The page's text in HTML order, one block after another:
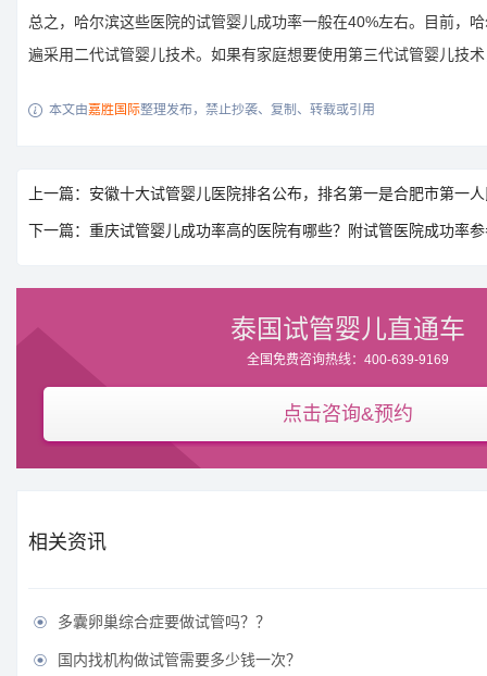
总之，哈尔滨这些医院的试管婴儿成功率一般在40%左右。目前，
遍采用二代试管婴儿技术。如果有家庭想要使用第三代试管婴儿技
 本文由嘉胜国际整理发布，禁止抄袭、复制、转载或引用
上一篇：安徽十大试管婴儿医院排名公布，排名第一是合肥市第一
下一篇：重庆试管婴儿成功率高的医院有哪些？附试管医院成功率
泰国试管婴儿直通车
全国免费咨询热线：400-639-9169
点击咨询&预约
相关资讯
 多囊卵巢综合症要做试管吗？？
 国内找机构做试管需要多少钱一次？